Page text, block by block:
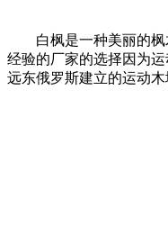
白枫是一种美丽的枫木
经验的厂家的选择因为
远东俄罗斯建立的运动